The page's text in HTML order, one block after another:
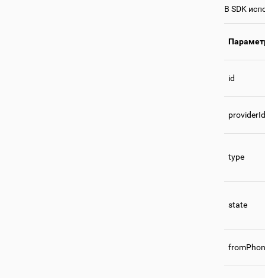
В SDK
id
providerId
type
state